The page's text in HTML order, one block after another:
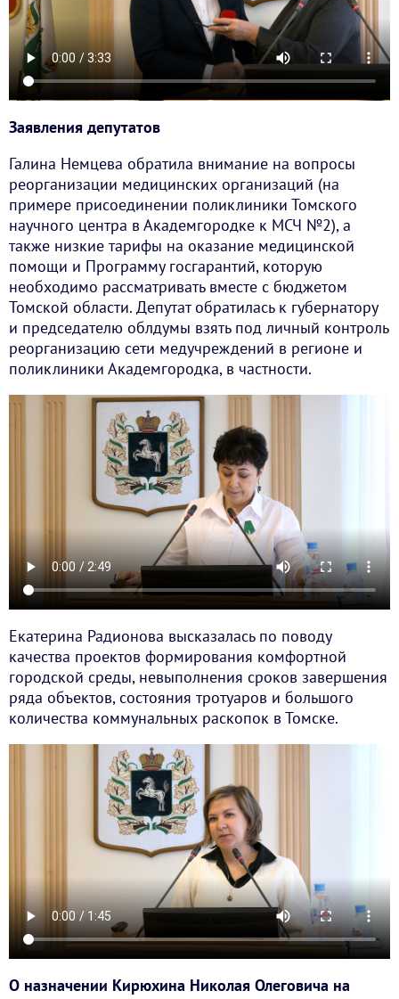
Заявления депутатов
Галина Немцева обратила внимание на вопросы
реорганизации медицинских организаций (на
примере присоединении поликлиники Томского
научного центра в Академгородке к МСЧ №2), а
также низкие тарифы на оказание медицинской
помощи и Программу госгарантий, которую
необходимо рассматривать вместе с бюджетом
Томской области. Депутат обратилась к губернатору
и председателю облдумы взять под личный контроль
реорганизацию сети медучреждений в регионе и
поликлиники Академгородка, в частности.
Екатерина Радионова высказалась по поводу
качества проектов формирования комфортной
городской среды, невыполнения сроков завершения
ряда объектов, состояния тротуаров и большого
количества коммунальных раскопок в Томске.
О назначении Кирюхина Николая Олеговича на